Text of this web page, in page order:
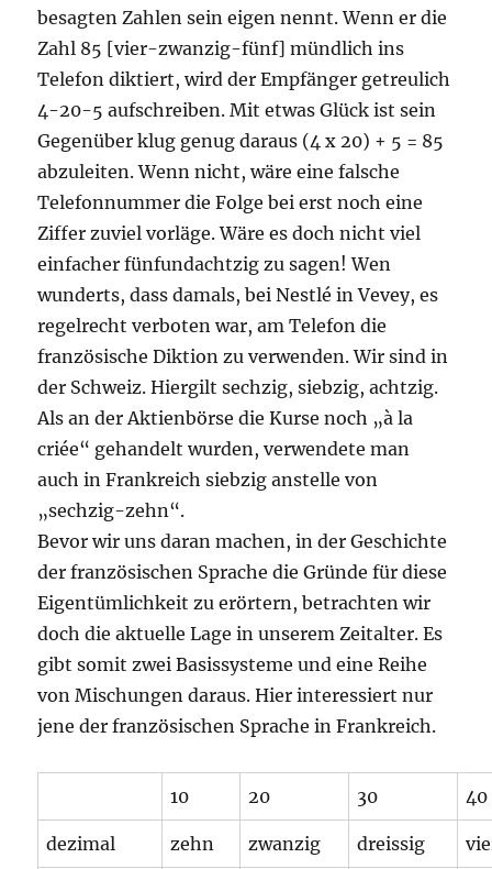
besagten Zahlen sein eigen nennt. Wenn er die
Zahl 85 [vier-zwanzig-fünf] mündlich ins
Telefon diktiert, wird der Empfänger getreulich
4-20-5 aufschreiben. Mit etwas Glück ist sein
Gegenüber klug genug daraus (4 x 20) + 5 = 85
abzuleiten. Wenn nicht, wäre eine falsche
Telefonnummer die Folge bei erst noch eine
Ziffer zuviel vorläge. Wäre es doch nicht viel
einfacher fünfundachtzig zu sagen! Wen
wunderts, dass damals, bei Nestlé in Vevey, es
regelrecht verboten war, am Telefon die
französische Diktion zu verwenden. Wir sind in
der Schweiz. Hiergilt sechzig, siebzig, achtzig.
Als an der Aktienbörse die Kurse noch „à la
criée“ gehandelt wurden, verwendete man
auch in Frankreich siebzig anstelle von
„sechzig-zehn“.
Bevor wir uns daran machen, in der Geschichte
der französischen Sprache die Gründe für diese
Eigentümlichkeit zu erörtern, betrachten wir
doch die aktuelle Lage in unserem Zeitalter. Es
gibt somit zwei Basissysteme und eine Reihe
von Mischungen daraus. Hier interessiert nur
jene der französischen Sprache in Frankreich.
10 20 30 40
dezimal zehn zwanzig dreissig